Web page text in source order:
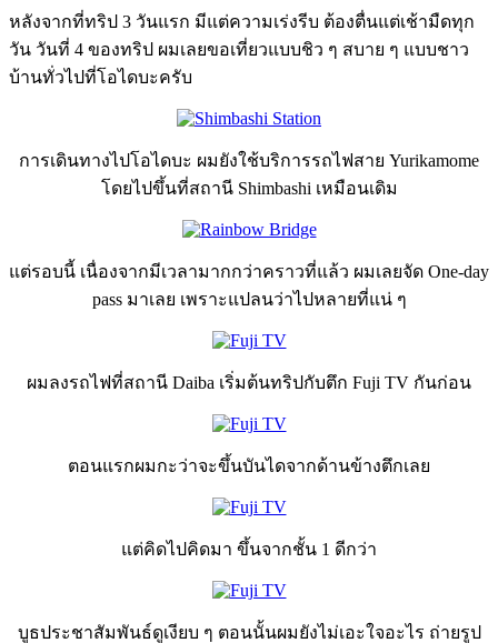
หลังจากที่ทริป 3 วันแรก มีแต่ความเร่งรีบ ต้องตื่นแต่เช้ามืดทุก
วัน วันที่ 4 ของทริป ผมเลยขอเที่ยวแบบชิว ๆ สบาย ๆ แบบชาว
บ้านทั่วไปที่โอไดบะครับ
การเดินทางไปโอไดบะ ผมยังใช้บริการรถไฟสาย Yurikamome
โดยไปขึ้นที่สถานี Shimbashi เหมือนเดิม
แต่รอบนี้ เนื่องจากมีเวลามากกว่าคราวที่แล้ว ผมเลยจัด One-day
pass มาเลย เพราะแปลนว่าไปหลายที่แน่ ๆ
ผมลงรถไฟที่สถานี Daiba เริ่มต้นทริปกับตึก Fuji TV กันก่อน
ตอนแรกผมกะว่าจะขึ้นบันไดจากด้านข้างตึกเลย
แต่คิดไปคิดมา ขึ้นจากชั้น 1 ดีกว่า
บูธประชาสัมพันธ์ดูเงียบ ๆ ตอนนั้นผมยังไม่เอะใจอะไร ถ่ายรูป